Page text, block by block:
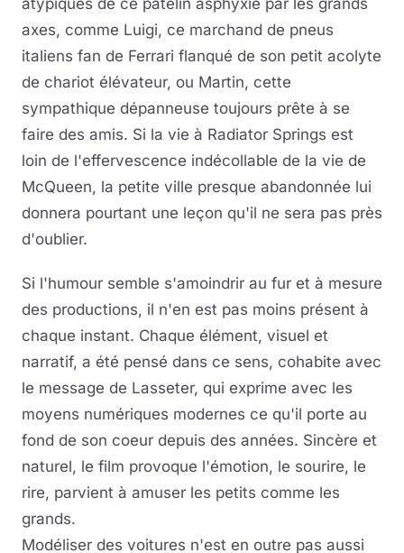
axes, comme Luigi, ce marchand de pneus
italiens fan de Ferrari flanqué de son petit acolyte
de chariot élévateur, ou Martin, cette
sympathique dépanneuse toujours prête à se
faire des amis. Si la vie à Radiator Springs est
loin de l'effervescence indécollable de la vie de
McQueen, la petite ville presque abandonnée lui
donnera pourtant une leçon qu'il ne sera pas près
d'oublier.
Si l'humour semble s'amoindrir au fur et à mesure
des productions, il n'en est pas moins présent à
chaque instant. Chaque élément, visuel et
narratif, a été pensé dans ce sens, cohabite avec
le message de Lasseter, qui exprime avec les
moyens numériques modernes ce qu'il porte au
fond de son coeur depuis des années. Sincère et
naturel, le film provoque l'émotion, le sourire, le
rire, parvient à amuser les petits comme les
grands.
Modéliser des voitures n'est en outre pas aussi